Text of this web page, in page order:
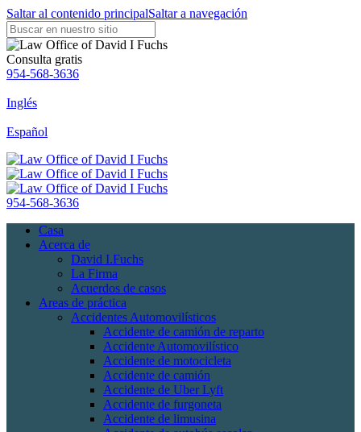
Saltar al contenido principalSaltar a navegación
Consulta gratis
954-568-3636
Inglés
Español
954-568-3636
Casa
Acerca de
David I.Fuchs
La Firma
Acuerdos de casos
Areas de práctica
Accidentes Automovilísticos
Accidente de camión de reparto
Accidente Automovilístico
Accidente de motocicleta
Accidente de camión
Accidente de Uber Lyft
Accidente de furgoneta
Accidente de limusina